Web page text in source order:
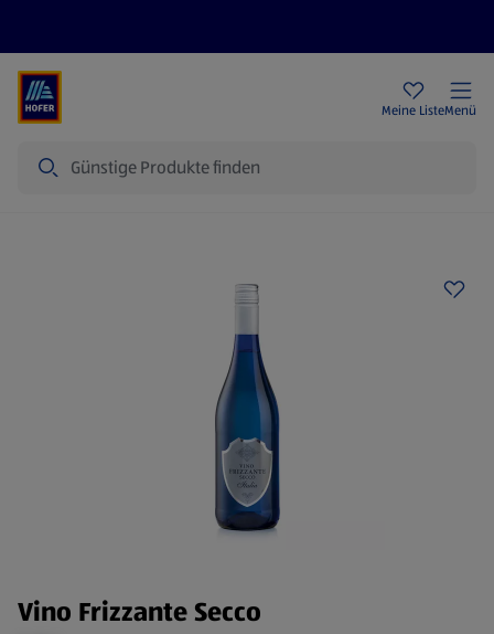
Meine ListeMenü
Vino Frizzante Secco